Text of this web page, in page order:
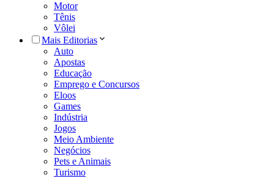
Motor
Tênis
Vôlei
Mais Editorias
Auto
Apostas
Educação
Emprego e Concursos
Eloos
Games
Indústria
Jogos
Meio Ambiente
Negócios
Pets e Animais
Turismo